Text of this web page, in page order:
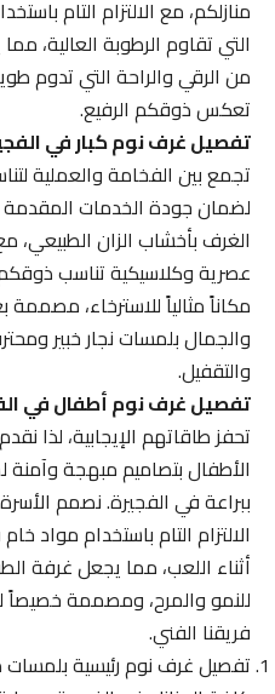
منازلكم، مع الالتزام التام
التي تقاوم الرطوبة العالية،
من الرقي والراحة التي تدوم
تعكس ذوقكم الرفيع.
تفصيل غرف نوم كبار في الفجيرة
تجمع بين الفخامة والعملية
لضمان جودة الخدمات المقدمة
الغرف بأخشاب الزان الطبيعي، مع
عصرية وكلاسيكية تناسب
مكاناً مثالياً للاسترخاء، مصممة
والجمال بلمسات نجار خبير
والتقفيل.
تفصيل غرف نوم أطفال في
تحفز طاقاتهم الإيجابية، لذا
الأطفال بتصاميم مبهجة وآمنة
ببراعة في الفجيرة. نصمم الأسرة
الالتزام التام باستخدام مواد
أثناء اللعب، مما يجعل غرفة
للنمو والمرح، ومصممة خصيصاً
فريقنا الفني.
تفصيل غرف نوم رئيسية بلمسات